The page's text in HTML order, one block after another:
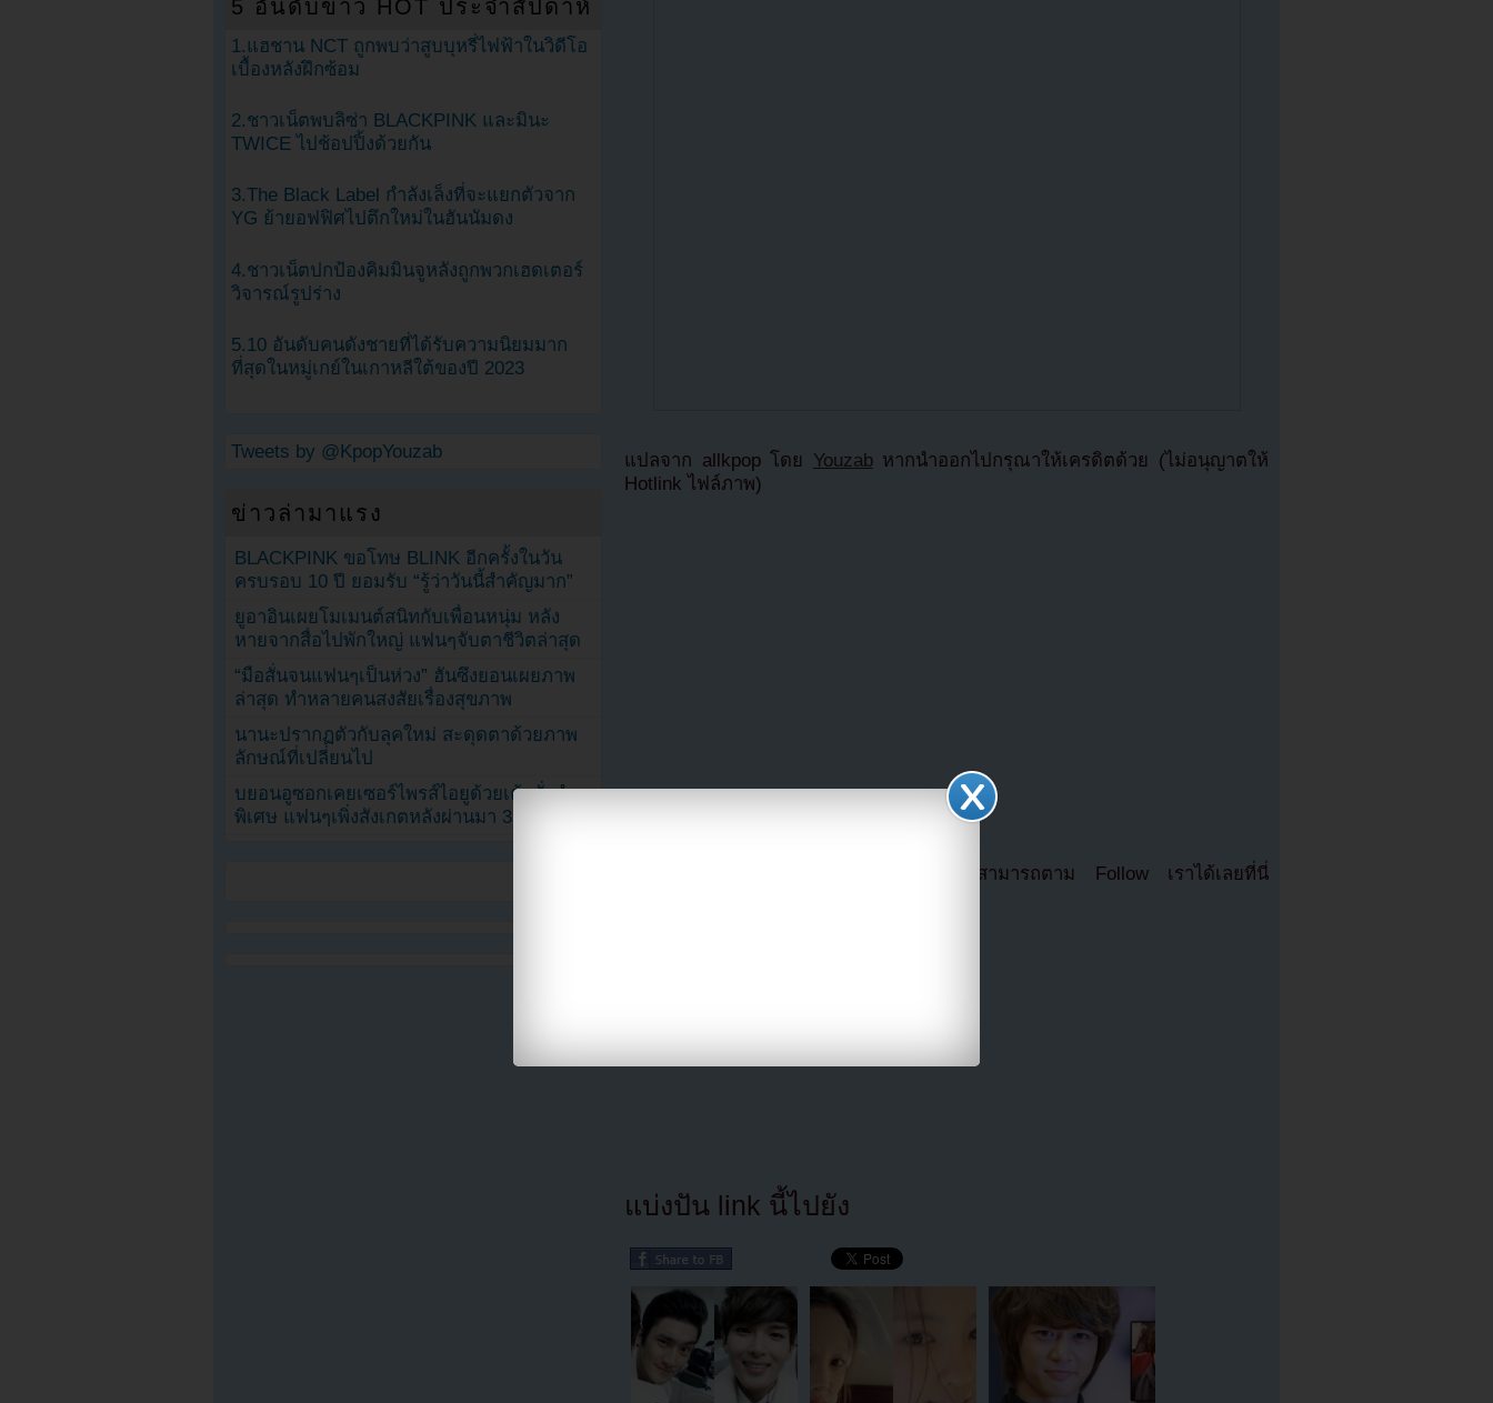
แปลจาก allkpop โดย Youzabหากนำออกไปกรุณาให้เครดิตด้วย (ไม่อนุญาตให้
Hotlink ไฟล์ภาพ)
ตอนนี้แฟนๆสามารถติดตามเราได้อีกช่องทางสามารถตาม Follow เราได้เลยที่นี่
แบ่งปัน link นี้ไปยัง
5 อันดับข่าว HOT ประจำสัปดาห์
1.แฮชาน NCT ถูกพบว่าสูบบุหรี่ไฟฟ้าในวิดีโอ
เบื้องหลังฝึกซ้อม
2.ชาวเน็ตพบลิซ่า BLACKPINK และมินะ
TWICE ไปช้อปปิ้งด้วยกัน
3.The Black Label กำลังเล็งที่จะแยกตัวจาก
YG ย้ายอฟฟิศไปตึกใหม่ในฮันนัมดง
4.ชาวเน็ตปกป้องคิมมินจูหลังถูกพวกเฮดเตอร์
วิจารณ์รูปร่าง
5.10 อันดับคนดังชายที่ได้รับความนิยมมาก
ที่สุดในหมู่เกย์ในเกาหลีใต้ของปี 2023
Tweets by @KpopYouzab
ข่าวล่ามาแรง
BLACKPINK ขอโทษ BLINK อีกครั้งในวัน
ครบรอบ 10 ปี ยอมรับ “รู้ว่าวันนี้สำคัญมาก”
ยูอาอินเผยโมเมนต์สนิทกับเพื่อนหนุ่ม หลัง
หายจากสื่อไปพักใหญ่ แฟนๆจับตาชีวิตล่าสุด
“มือสั่นจนแฟนๆเป็นห่วง” ฮันซึงยอนเผยภาพ
ล่าสุด ทำหลายคนสงสัยเรื่องสุขภาพ
นานะปรากฏตัวกับลุคใหม่ สะดุดตาด้วยภาพ
ลักษณ์ที่เปลี่ยนไป
บยอนอูซอกเคยเซอร์ไพรส์ไอยูด้วยเค้กสั่งทำ
พิเศษ แฟนๆเพิ่งสังเกตหลังผ่านมา 3 เดือน